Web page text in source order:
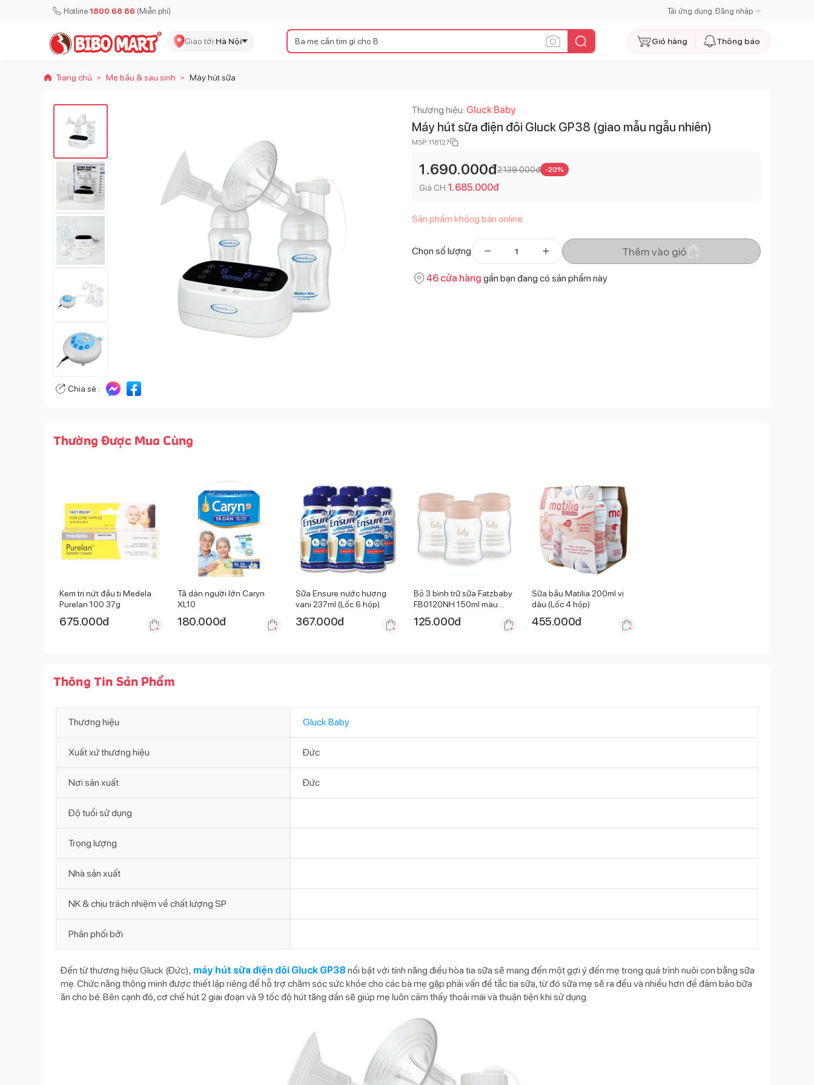
Hotline 1800 68 86 (Miễn phí) Tải ứng dụng Đăng nhập
Giao tới:Hà Nội Giỏ hàng Thông báo
Trang chủ > Mẹ bầu & sau sinh > Máy hút sữa
Chia sẻ :
Thương hiệu: Gluck Baby
Máy hút sữa điện đôi Gluck GP38 (giao mẫu ngẫu nhiên)
MSP:118127
1.690.000đ2.139.000đ -20%
Giá CH:1.685.000đ
Sản phẩm không bán online.
Chọn số lượng Thêm vào giỏ
46 cửa hàng gần bạn đang có sản phẩm này
Thường Được Mua Cùng
Kem trị nứt đầu ti Medela
Purelan 100 37g
675.000đ
Tã dán người lớn Caryn
XL10
180.000đ
Sữa Ensure nước hương
vani 237ml (Lốc 6 hộp)
367.000đ
Bộ 3 bình trữ sữa Fatzbaby
FB0120NH 150ml màu
125.000đ
Sữa bầu Matilia 200ml vị
dâu (Lốc 4 hộp)
455.000đ
Thông Tin Sản Phẩm
Thương hiệu Gluck Baby
Xuất xứ thương hiệu Đức
Nơi sản xuất Đức
Độ tuổi sử dụng
Trọng lượng
Nhà sản xuất
NK & chịu trách nhiệm về chất lượng SP
Phân phối bởi
Đến từ thương hiệu Gluck (Đức), máy hút sữa điện đôi Gluck GP38 nổi bật với tính năng điều hòa tia sữa sẽ mang đến một gợi ý đến mẹ trong quá trình nuôi con bằng sữa
mẹ. Chức năng thông minh được thiết lập riêng để hỗ trợ chăm sóc sức khỏe cho các bà mẹ gặp phải vấn đề tắc tia sữa, từ đó sữa mẹ sẽ ra đều và nhiều hơn để đảm bảo bữa
ăn cho bé. Bên cạnh đó, cơ chế hút 2 giai đoạn và 9 tốc độ hút tăng dần sẽ giúp mẹ luôn cảm thấy thoải mái và thuận tiện khi sử dụng.